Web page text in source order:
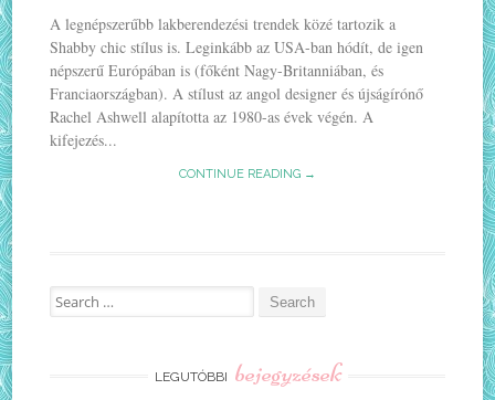
A legnépszerűbb lakberendezési trendek közé tartozik a
Shabby chic stílus is. Leginkább az USA-ban hódít, de igen
népszerű Európában is (főként Nagy-Britanniában, és
Franciaországban). A stílust az angol designer és újságírónő
Rachel Ashwell alapította az 1980-as évek végén. A
kifejezés...
CONTINUE READING →
Search
for:
LEGUTÓBBI bejegyzések